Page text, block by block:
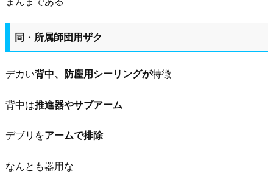
同・所属師団用ザク
デカい背中、防塵用シーリングが特徴
背中は推進器やサブアーム
デブリをアームで排除
なんとも器用な